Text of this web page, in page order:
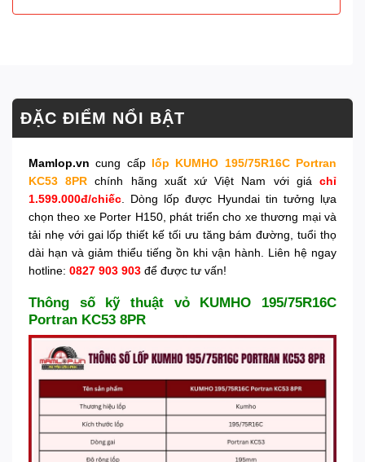
ĐẶC ĐIỂM NỔI BẬT
Mamlop.vn cung cấp lốp KUMHO 195/75R16C Portran
KC53 8PR chính hãng xuất xứ Việt Nam với giá chỉ
1.599.000đ/chiếc . Dòng lốp được Hyundai tin tưởng lựa
chọn theo xe Porter H150, phát triển cho xe thương mại và
tải nhẹ với gai lốp thiết kế tối ưu tăng bám đường, tuổi thọ
dài hạn và giảm thiểu tiếng ồn khi vận hành. Liên hệ ngay
hotline: 0827 903 903 để được tư vấn!
Thông số kỹ thuật vỏ KUMHO 195/75R16C
Portran KC53 8PR